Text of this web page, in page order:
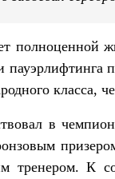
полноценной
пауэрлифтинга
класса,
в
тренером. К